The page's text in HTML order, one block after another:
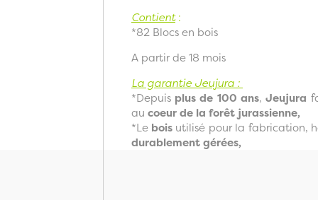
Contient:
*82 Blocs en bois
A partir de 18 mois
La garantie Jeujura :
*Depuis plus de 100 ans, Jeujura
au coeur de la forêt jurassienne,
*Le bois utilisé pour la fabrication,
durablement gérées,